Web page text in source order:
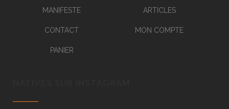
MANIFESTE ARTICLES
CONTACT MON COMPTE
PANIER